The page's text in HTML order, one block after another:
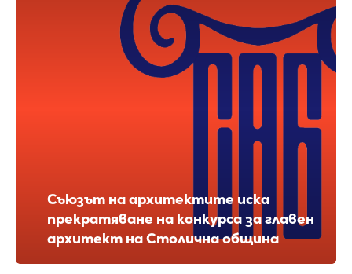
Съюзът на архитектите иска
прекратяване на конкурса за главен
архитект на Столична община